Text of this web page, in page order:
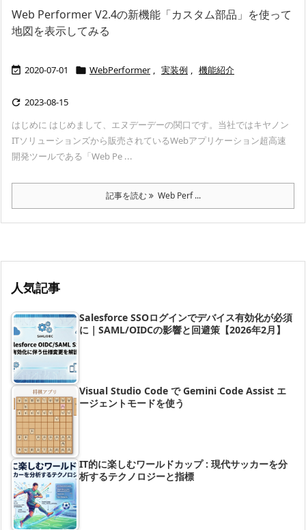
Web Performer V2.4の新機能「カスタム部品」を使って
地図を表示してみる
 2020-07-01  WebPerformer , 実装例 , 機能紹介
 2023-08-15
はじめに はじめまして、エヌデーデーの関口です。当社ではキヤノン
ITソリューションズから販売されているWebアプリケーション超高速
開発ツールである「Web Pe ...
記事を読む Web Perf ...
人気記事
Salesforce SSOログインでデバイス有効化が必須
に｜SAML/OIDCの影響と回避策【2026年2月】
Visual Studio Code で Gemini Code Assist エ
ージェントモードを使う
IT的に楽しむワールドカップ : 現代サッカーを分
析するテクノロジーと指標